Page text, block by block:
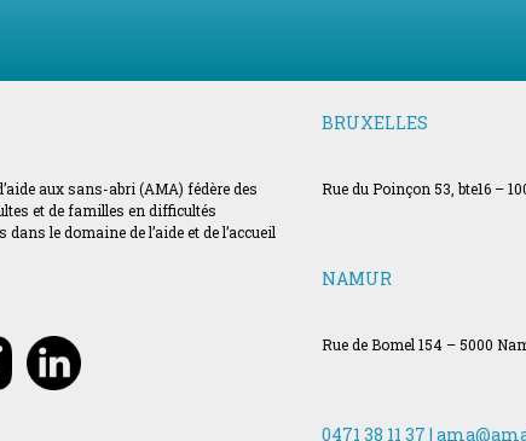
aux sans-abri (AMA) fédère des
et de familles en difficultés
le domaine de l’aide et de l’accueil
BRUXELLES
Rue du Poinçon 53, bte16 –
NAMUR
Rue de Bomel 154 – 5000
0471 38 11 37 |